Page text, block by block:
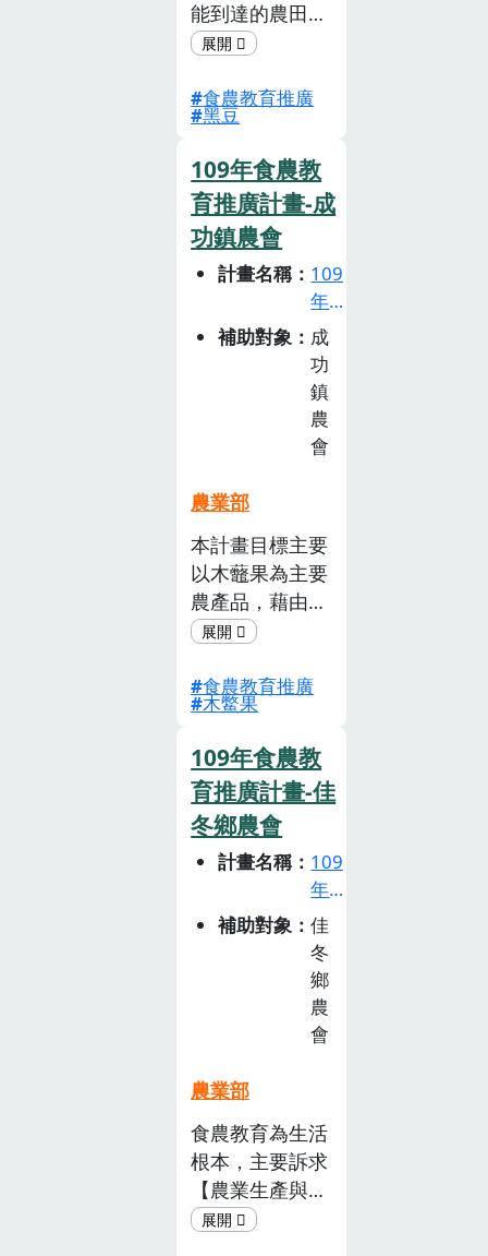
傘旗魚等東部季
節洄游魚類PDF
第二期社團法人
台灣兒童食育協
法人臺南市優質
農業推廣協會玉
米PDF臺南市一
群農夫農業發展
協會蓮與蓮相關
產業PDF黑皮泥
思有限公司文蛤
能到達的農田，
進入食農體驗的
歡農村的跳板，
並結合中壢在地
傳統客家米食與
農民的黑豆，在
11月進行大豆與
農業輪作友善環
境的關係、體驗
農事採毛豆的辛
苦與自 己做客
家地瓜包地產地
地、食當季的農
業推廣，進而讓
農業用行動支持
子能認同與愛上
土地。
食農教育推廣
黑豆
109年食農教
育推廣計畫-成
功鎮農會
計畫名稱
109
年
食
農
教
育
推
廣
徵
選
活
截
補助對象
成
功
鎮
農
會
農業部
本計畫目標主要
以木虌果為主要
農產品，藉由木
虌果相關活動達
育及提升在地農
業產業認知率。
食農教育推廣
木鱉果
109年食農教
育推廣計畫-佳
冬鄉農會
計畫名稱
109
年
食
農
教
育
推
廣
徵
選
活
補助對象
佳
冬
鄉
農
會
農業部
食農教育為生活
根本，主要訴求
【農業生產與環
境】、【飲食生